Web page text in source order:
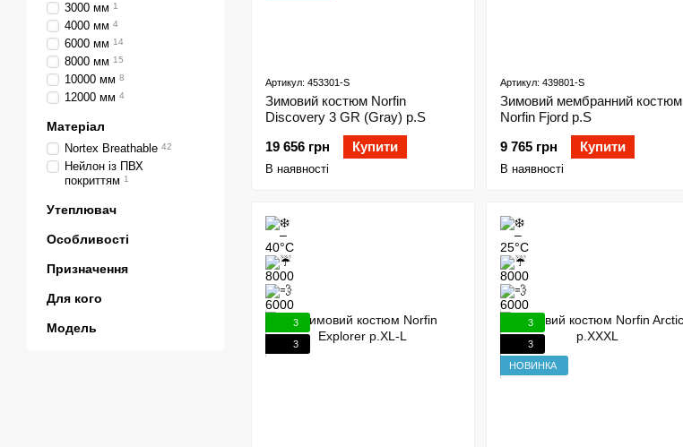
Артикул: 453301-S
Зимовий костюм Norfin
Discovery 3 GR (Gray) р.S
19 656 грн
Купити
В наявності
Артикул: 439801-S
Зимовий мембранний костюм
Norfin Fjord р.S
9 765 грн
Купити
В наявності
3
3
3
3
НОВИНКА
3000 мм 1
4000 мм 4
6000 мм 14
8000 мм 15
10000 мм 8
12000 мм 4
Матеріал
Nortex Breathable 42
Нейлон із ПВХ
покриттям 1
Утеплювач
Особливості
Призначення
Для кого
Модель